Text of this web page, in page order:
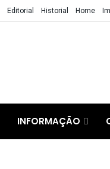
Editorial Historial Home
INFORMAÇÃO